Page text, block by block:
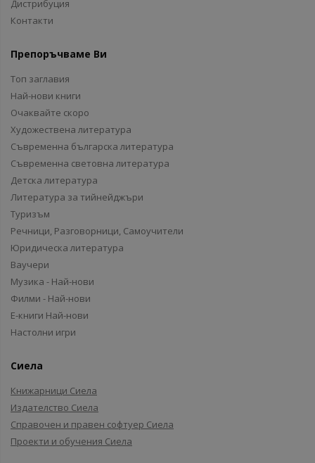
Дистрибуция
Контакти
Препоръчваме Ви
Топ заглавия
Най-нови книги
Очаквайте скоро
Художествена литература
Съвременна българска литература
Съвременна световна литература
Детска литература
Литература за тийнейджъри
Туризъм
Речници, Разговорници, Самоучители
Юридическа литература
Ваучери
Музика - Най-нови
Филми - Най-нови
Е-книги Най-нови
Настолни игри
Сиела
Книжарници Сиела
Издателство Сиела
Справочен и правен софтуер Сиела
Проекти и обучения Сиела